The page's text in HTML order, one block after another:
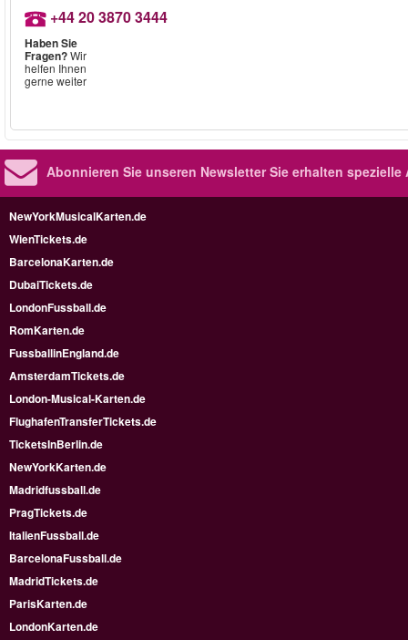
+44 20 3870 3444
Haben Sie
Fragen?Wir
helfen Ihnen
gerne weiter
Abonnieren Sie unseren NewsletterSie erhalten spezielle
NewYorkMusicalKarten.de
WienTickets.de
BarcelonaKarten.de
DubaiTickets.de
LondonFussball.de
RomKarten.de
FussballinEngland.de
AmsterdamTickets.de
London-Musical-Karten.de
FlughafenTransferTickets.de
TicketsInBerlin.de
NewYorkKarten.de
Madridfussball.de
PragTickets.de
ItalienFussball.de
BarcelonaFussball.de
MadridTickets.de
ParisKarten.de
LondonKarten.de